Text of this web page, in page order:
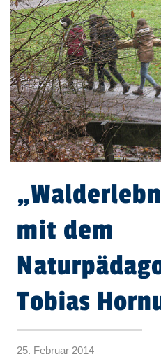
mit dem
Tobias
25. Februar 2014